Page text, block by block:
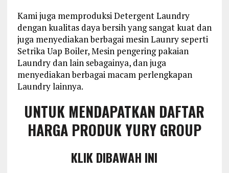
Kami juga memproduksi Detergent Laundry
dengan kualitas daya bersih yang sangat kuat dan
juga menyediakan berbagai mesin Launry seperti
Setrika Uap Boiler, Mesin pengering pakaian
Laundry dan lain sebagainya, dan juga
menyediakan berbagai macam perlengkapan
Laundry lainnya.
UNTUK MENDAPATKAN DAFTAR
HARGA PRODUK YURY GROUP
KLIK DIBAWAH INI